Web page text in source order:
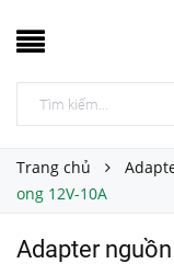
Trang chủ
ong 12V-10A
Adapter